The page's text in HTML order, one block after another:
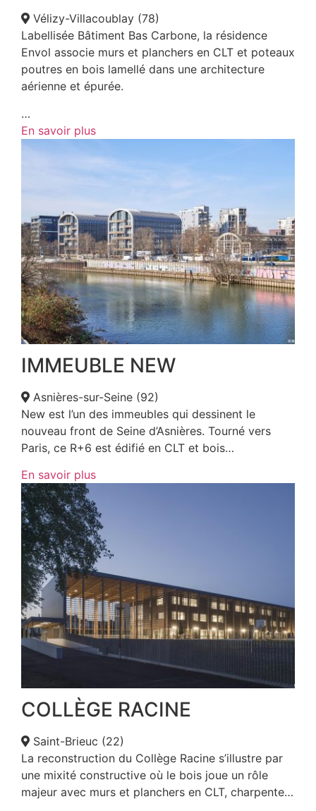
Vélizy-Villacoublay (78)
Labellisée Bâtiment Bas Carbone, la résidence
Envol associe murs et planchers en CLT et poteaux
poutres en bois lamellé dans une architecture
aérienne et épurée.
…
En savoir plus
IMMEUBLE NEW
Asnières-sur-Seine (92)
New est l’un des immeubles qui dessinent le
nouveau front de Seine d’Asnières. Tourné vers
Paris, ce R+6 est édifié en CLT et bois…
En savoir plus
COLLÈGE RACINE
Saint-Brieuc (22)
La reconstruction du Collège Racine s’illustre par
une mixité constructive où le bois joue un rôle
majeur avec murs et planchers en CLT, charpente…